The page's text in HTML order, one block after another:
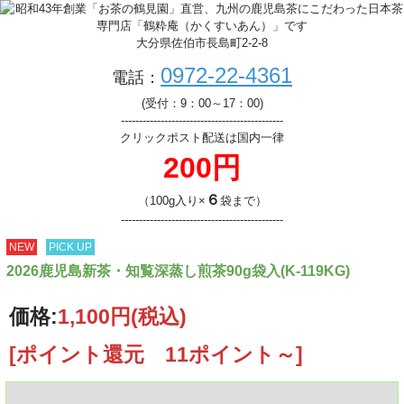
大分県佐伯市長島町2-2-8
電話： 0972-22-4361
(受付：9：00～17：00)
---------------------------------------------
クリックポスト配送は国内一律
200円
（100g入り× ６ 袋まで）
---------------------------------------------
NEW PICK UP
2026鹿児島新茶・知覧深蒸し煎茶90g袋入(K-119KG)
価格:1,100円(税込)
[ポイント還元 11ポイント～]